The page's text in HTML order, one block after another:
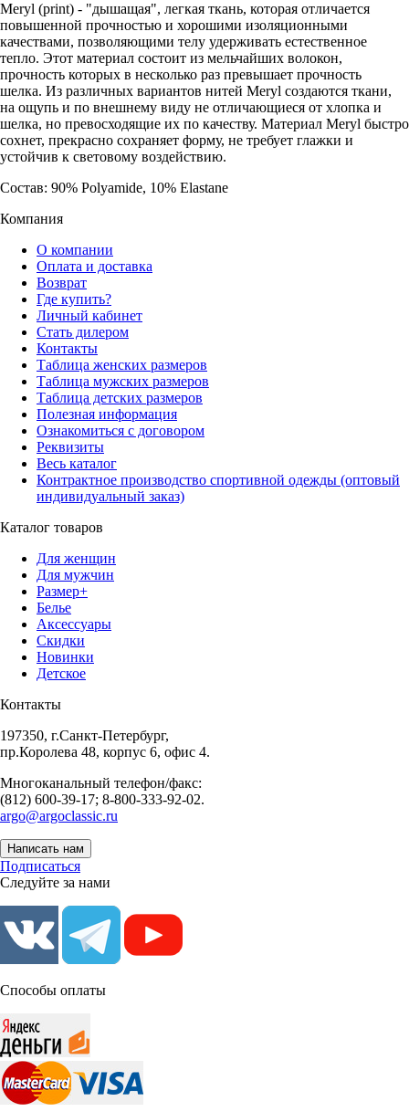
Meryl (print) - "дышащая", легкая ткань, которая отличается
повышенной прочностью и хорошими изоляционными
качествами, позволяющими телу удерживать естественное
тепло. Этот материал состоит из мельчайших волокон,
прочность которых в несколько раз превышает прочность
шелка. Из различных вариантов нитей Meryl создаются ткани,
на ощупь и по внешнему виду не отличающиеся от хлопка и
шелка, но превосходящие их по качеству. Материал Meryl быстро
сохнет, прекрасно сохраняет форму, не требует глажки и
устойчив к световому воздействию.
Состав: 90% Polyamide, 10% Elastane
Компания
О компании
Оплата и доставка
Возврат
Где купить?
Личный кабинет
Стать дилером
Контакты
Таблица женских размеров
Таблица мужских размеров
Таблица детских размеров
Полезная информация
Ознакомиться с договором
Реквизиты
Весь каталог
Контрактное производство спортивной одежды (оптовый
индивидуальный заказ)
Каталог товаров
Для женщин
Для мужчин
Размер+
Белье
Аксессуары
Скидки
Новинки
Детское
Контакты
197350, г.Санкт-Петербург,
пр.Королева 48, корпус 6, офис 4.
Многоканальный телефон/факс:
(812) 600-39-17; 8-800-333-92-02.
argo@argoclassic.ru
Написать нам
Подписаться
Следуйте за нами
Способы оплаты